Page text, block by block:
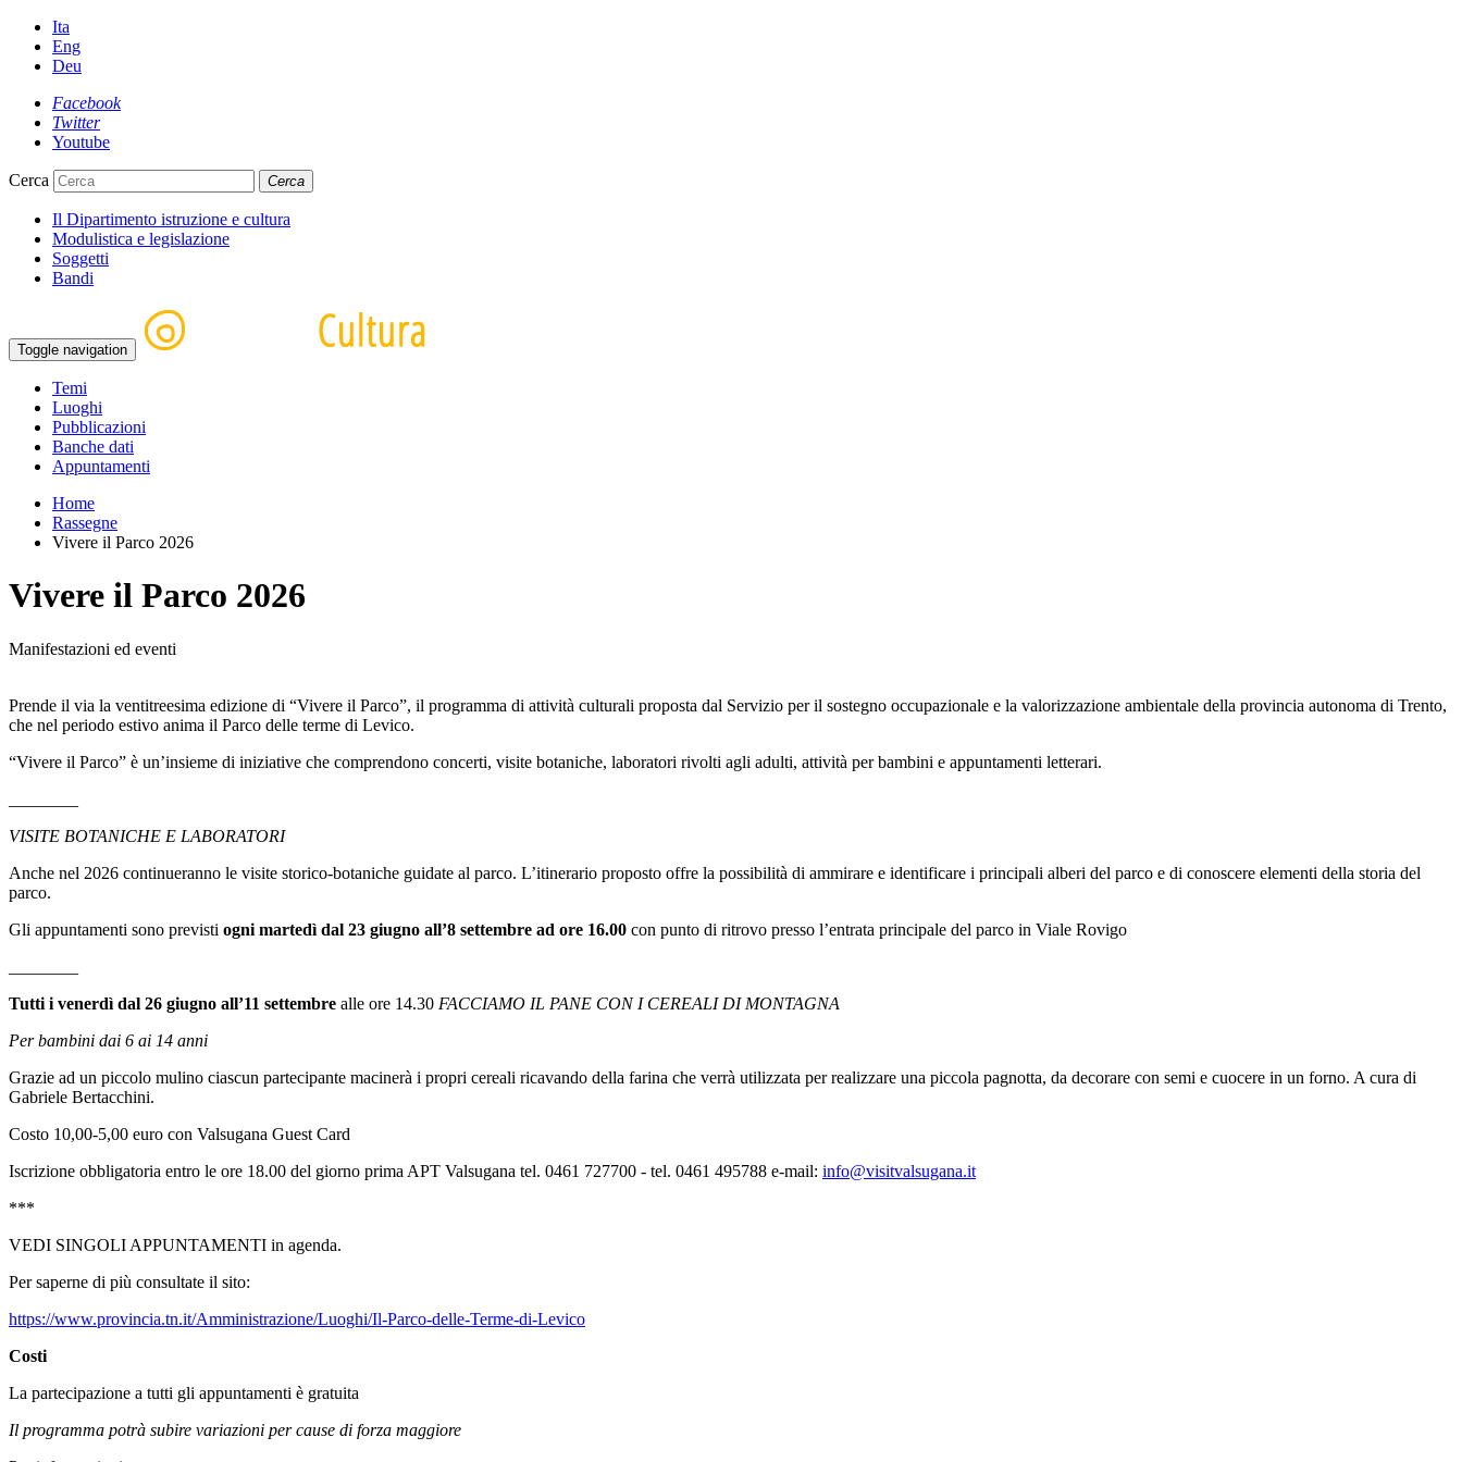
Ita
Eng
Deu
Facebook
Twitter
Youtube
Cerca Cerca
Il Dipartimento istruzione e cultura
Modulistica e legislazione
Soggetti
Bandi
Toggle navigation
Temi
Luoghi
Pubblicazioni
Banche dati
Appuntamenti
Home
Rassegne
Vivere il Parco 2026
Vivere il Parco 2026
Manifestazioni ed eventi
Prende il via la ventitreesima edizione di “Vivere il Parco”, il programma di attività culturali proposta dal Servizio per il sostegno occupazionale e la valorizzazione ambientale della provincia autonoma di Trento,
che nel periodo estivo anima il Parco delle terme di Levico.
“Vivere il Parco” è un’insieme di iniziative che comprendono concerti, visite botaniche, laboratori rivolti agli adulti, attività per bambini e appuntamenti letterari.
VISITE BOTANICHE E LABORATORI
Anche nel 2026 continueranno le visite storico-botaniche guidate al parco. L’itinerario proposto offre la possibilità di ammirare e identificare i principali alberi del parco e di conoscere elementi della storia del
parco.
Gli appuntamenti sono previsti ogni martedì dal 23 giugno all’8 settembre ad ore 16.00 con punto di ritrovo presso l’entrata principale del parco in Viale Rovigo
Tutti i venerdì dal 26 giugno all’11 settembre alle ore 14.30 FACCIAMO IL PANE CON I CEREALI DI MONTAGNA
Per bambini dai 6 ai 14 anni
Grazie ad un piccolo mulino ciascun partecipante macinerà i propri cereali ricavando della farina che verrà utilizzata per realizzare una piccola pagnotta, da decorare con semi e cuocere in un forno. A cura di
Gabriele Bertacchini.
Costo 10,00-5,00 euro con Valsugana Guest Card
Iscrizione obbligatoria entro le ore 18.00 del giorno prima APT Valsugana tel. 0461 727700 - tel. 0461 495788 e-mail: info@visitvalsugana.it
***
VEDI SINGOLI APPUNTAMENTI in agenda.
Per saperne di più consultate il sito:
https://www.provincia.tn.it/Amministrazione/Luoghi/Il-Parco-delle-Terme-di-Levico
Costi
La partecipazione a tutti gli appuntamenti è gratuita
Il programma potrà subire variazioni per cause di forza maggiore